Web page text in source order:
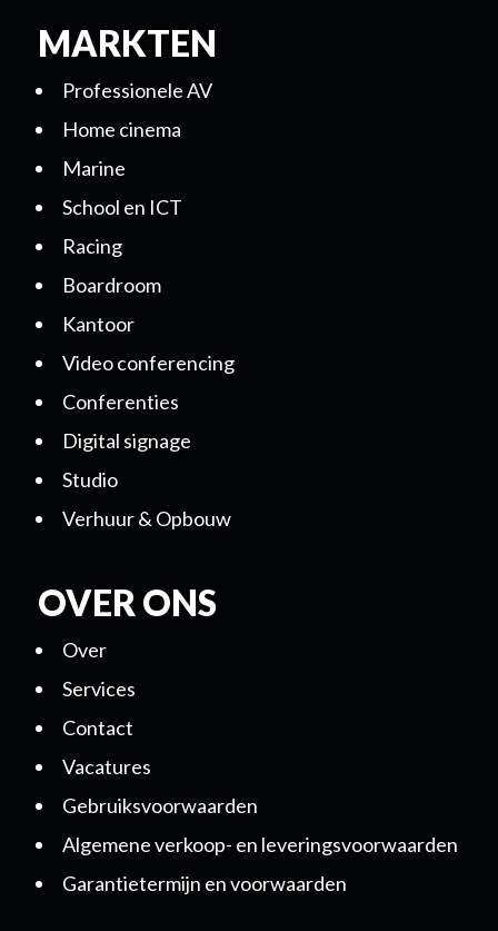
MARKTEN
Professionele AV
Home cinema
Marine
School en ICT
Racing
Boardroom
Kantoor
Video conferencing
Conferenties
Digital signage
Studio
Verhuur & Opbouw
OVER ONS
Over
Services
Contact
Vacatures
Gebruiksvoorwaarden
Algemene verkoop- en leveringsvoorwaarden
Garantietermijn en voorwaarden